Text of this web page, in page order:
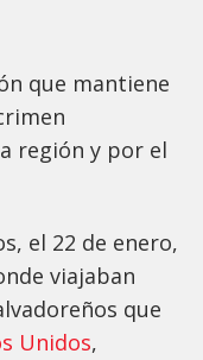
que mantiene
región y por el
el 22 de enero,
viajaban
que
Unidos,